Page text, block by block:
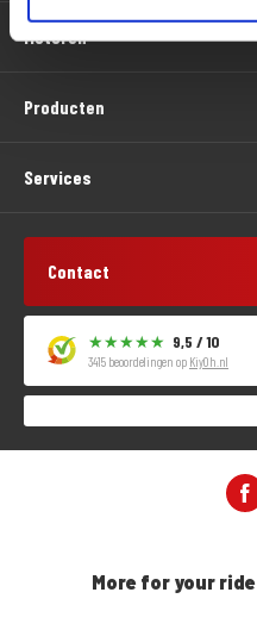
Motoren
Producten
Services
Contact
9,5 / 10
3415 beoordelingen op KiyOh.nl
More for your ride